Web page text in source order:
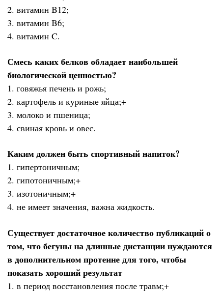
2. витамин B12;
3. витамин B6;
4. витамин C.
Смесь каких белков обладает наибольшей
биологической ценностью?
1. говяжья печень и рожь;
2. картофель и куриные яйца;+
3. молоко и пшеница;
4. свиная кровь и овес.
Каким должен быть спортивный напиток?
1. гипертоничным;
2. гипотоничным;+
3. изотоничным;+
4. не имеет значения, важна жидкость.
Существует достаточное количество публикаций о
том, что бегуны на длинные дистанции нуждаются
в дополнительном протеине для того, чтобы
показать хороший результат
1. в период восстановления после травм;+